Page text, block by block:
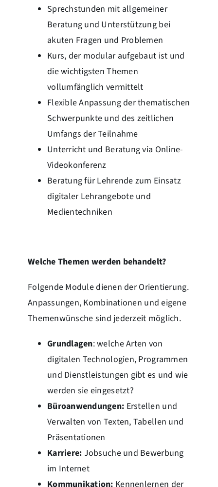
Sprechstunden mit allgemeiner
Beratung und Unterstützung bei
akuten Fragen und Problemen
Kurs, der modular aufgebaut ist und
die wichtigsten Themen
vollumfänglich vermittelt
Flexible Anpassung der thematischen
Schwerpunkte und des zeitlichen
Umfangs der Teilnahme
Unterricht und Beratung via Online-
Videokonferenz
Beratung für Lehrende zum Einsatz
digitaler Lehrangebote und
Medientechniken
Welche Themen werden behandelt?
Folgende Module dienen der Orientierung.
Anpassungen, Kombinationen und eigene
Themenwünsche sind jederzeit möglich.
Grundlagen: welche Arten von
digitalen Technologien, Programmen
und Dienstleistungen gibt es und wie
werden sie eingesetzt?
Büroanwendungen: Erstellen und
Verwalten von Texten, Tabellen und
Präsentationen
Karriere: Jobsuche und Bewerbung
im Internet
Kommunikation: Kennenlernen der